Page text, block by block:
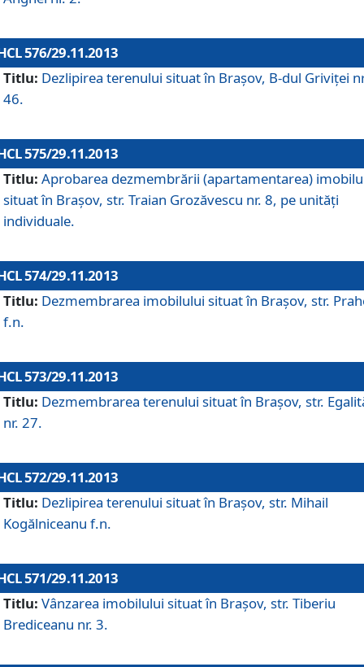
576/29.11.2013
Titlu: Dezlipirea terenului situat în Braşov, B-dul Griviţei
46.
575/29.11.2013
Titlu: Aprobarea dezmembrării (apartamentarea)
situat în Braşov, str. Traian Grozăvescu nr. 8, pe unităţi
individuale.
574/29.11.2013
Titlu: Dezmembrarea imobilului situat în Braşov, str.
f.n.
573/29.11.2013
Titlu: Dezmembrarea terenului situat în Braşov, str.
nr. 27.
572/29.11.2013
Titlu: Dezlipirea terenului situat în Braşov, str. Mihail
Kogălniceanu f.n.
571/29.11.2013
Titlu: Vânzarea imobilului situat în Braşov, str. Tiberiu
Brediceanu nr. 3.